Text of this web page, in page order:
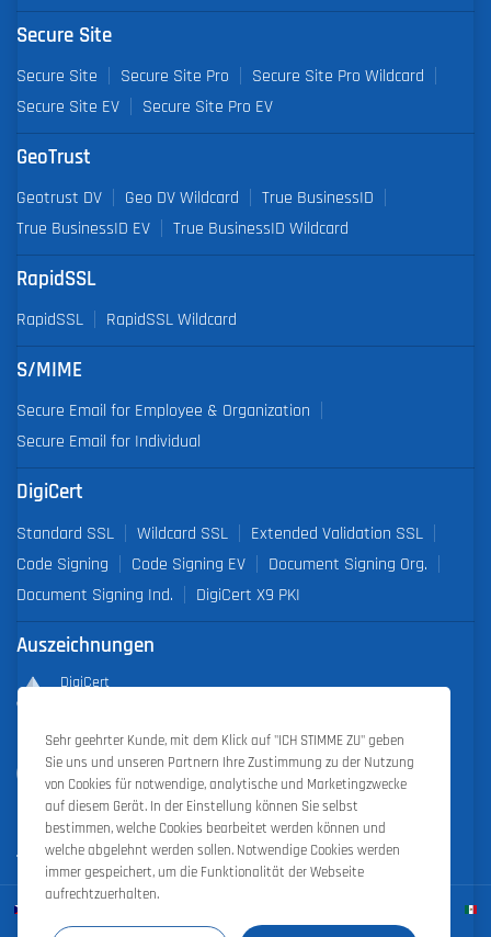
Secure Site
Secure Site Secure Site Pro
Secure Site Pro Wildcard
Secure Site EV
Secure Site Pro EV
GeoTrust
Geotrust DV Geo DV Wildcard
True BusinessID
True BusinessID EV
True BusinessID Wildcard
RapidSSL
RapidSSL RapidSSL Wildcard
S/MIME
Secure Email for Employee & Organization
Secure Email for Individual
DigiCert
Standard SSL Wildcard SSL
Extended Validation SSL
Code Signing
Code Signing EV
Document Signing Org.
Document Signing Ind.
DigiCert X9 PKI
Auszeichnungen
DigiCert
Outstanding Sales Performance Award 2018, 2019, 2020, 2021,
2022
Sehr geehrter Kunde, mit dem Klick auf "ICH STIMME ZU" geben
Sie uns und unseren Partnern Ihre Zustimmung zu der Nutzung
von Cookies für notwendige, analytische und Marketingzwecke
auf diesem Gerät. In der Einstellung können Sie selbst
bestimmen, welche Cookies bearbeitet werden können und
welche abgelehnt werden sollen. Notwendige Cookies werden
immer gespeichert, um die Funktionalität der Webseite
aufrechtzuerhalten.